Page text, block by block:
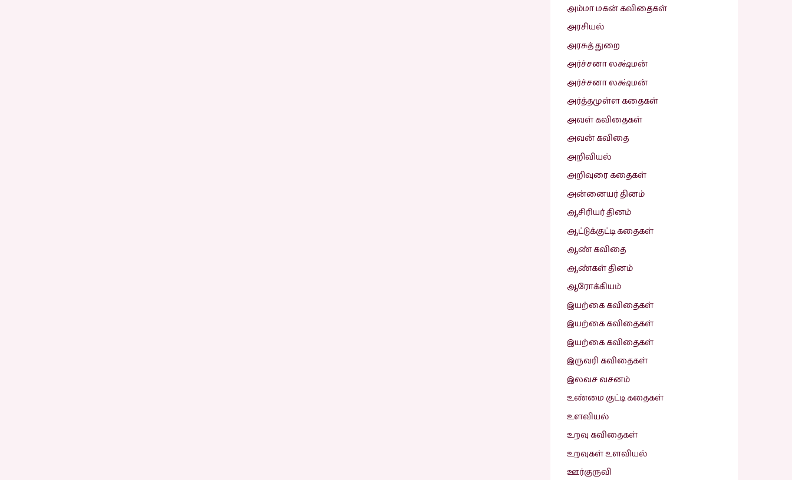
அம்மா மகன் கவிதைகள்
அரசியல்
அரசுத் துறை
அர்ச்சனா லக்ஷ்மன்
அர்ச்சனா லக்ஷ்மன்
அர்த்தமுள்ள கதைகள்
அவள் கவிதைகள்
அவன் கவிதை
அறிவியல்
அறிவுரை கதைகள்
அன்னையர் தினம்
ஆசிரியர் தினம்
ஆட்டுக்குட்டி கதைகள்
ஆண் கவிதை
ஆண்கள் தினம்
ஆரோக்கியம்
இயற்கை கவிதைகள்
இயற்கை கவிதைகள்
இயற்கை கவிதைகள்
இருவரி கவிதைகள்
இலவச வசனம்
உண்மை குட்டி கதைகள்
உளவியல்
உறவு கவிதைகள்
உறவுகள் உளவியல்
ஊர்குருவி